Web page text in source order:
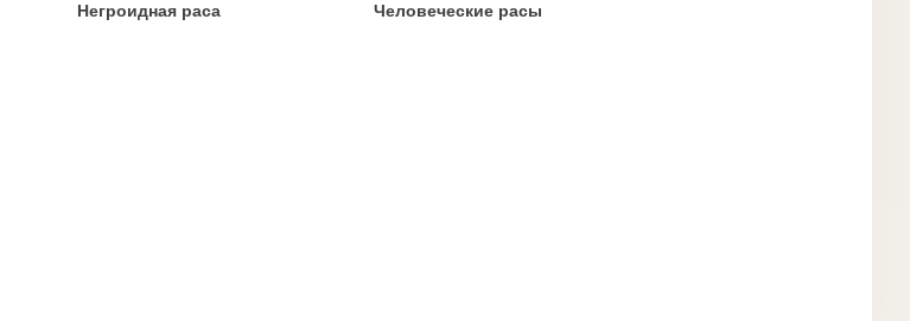
Негроидная раса Человеческие расы